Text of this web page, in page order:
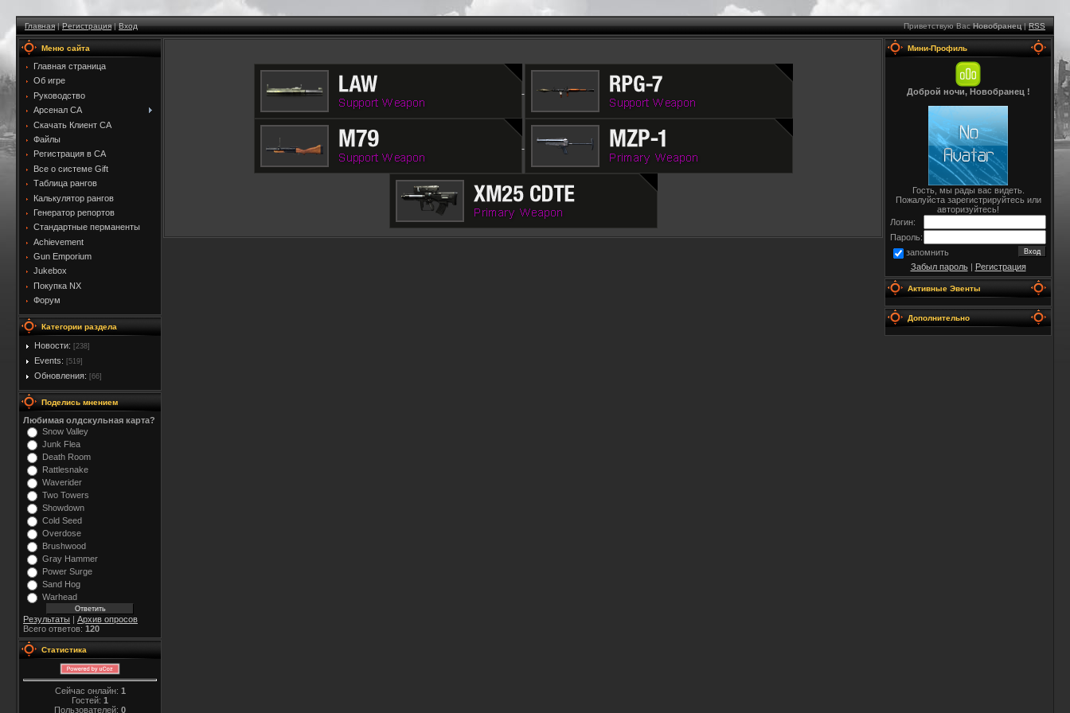
Главная|Регистрация|Вход Приветствую Вас Новобранец|RSS
Меню сайта
Главная страница
Об игре
Руководство
Арсенал CA
Скачать Клиент CA
Файлы
Регистрация в CA
Все о системе Gift
Таблица рангов
Калькулятор рангов
Генератор репортов
Стандартные перманенты
Achievement
Gun Emporium
Jukebox
Покупка NX
Форум
Категории раздела
Новости: [238]
Events: [519]
Обновления: [66]
Поделись мнением
Любимая олдскульная карта?
Snow Valley
Junk Flea
Death Room
Rattlesnake
Waverider
Two Towers
Showdown
Cold Seed
Overdose
Brushwood
Gray Hammer
Power Surge
Sand Hog
Warhead
Результаты | Архив опросов
Всего ответов: 120
Статистика
Сейчас онлайн: 1
Гостей: 1
Пользователей: 0
Мини-Профиль
Доброй ночи, Новобранец !
Гость, мы рады вас видеть.
Пожалуйста зарегистрируйтесь или
авторизуйтесь!
Логин:
Пароль:
запомнить
Забыл пароль| Регистрация
Активные Эвенты
Дополнительно